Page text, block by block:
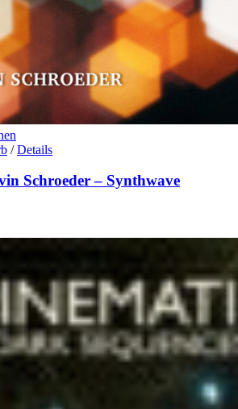
/ Details
Schroeder – Synthwave